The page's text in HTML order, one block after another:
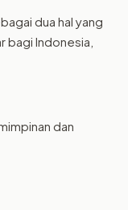
dua hal yang
bagi Indonesia,
dan